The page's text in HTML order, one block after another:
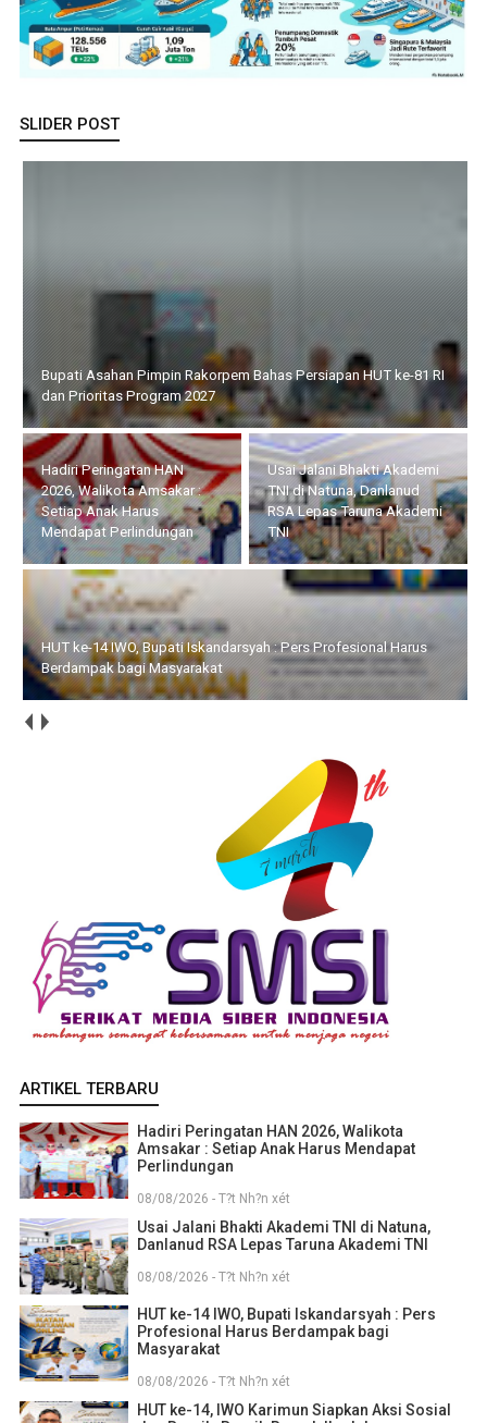
SLIDER POST
Hadiri Peringatan HAN 2026, Walikota Amsakar : Setiap Anak
Harus Mendapat Perlindungan
Usai Jalani Bhakti Akademi
TNI di Natuna, Danlanud
RSA Lepas Taruna Akademi
TNI
HUT ke-14 IWO, Bupati
Iskandarsyah : Pers
Profesional Harus
Berdampak bagi
Masyarakat
HUT ke-14, IWO Karimun Siapkan Aksi Sosial dan Bersih-Bersih
Rumah Ibadah
ARTIKEL TERBARU
Hadiri Peringatan HAN 2026, Walikota
Amsakar : Setiap Anak Harus Mendapat
Perlindungan
08/08/2026 - T?t Nh?n xét
Usai Jalani Bhakti Akademi TNI di Natuna,
Danlanud RSA Lepas Taruna Akademi TNI
08/08/2026 - T?t Nh?n xét
HUT ke-14 IWO, Bupati Iskandarsyah : Pers
Profesional Harus Berdampak bagi
Masyarakat
08/08/2026 - T?t Nh?n xét
HUT ke-14, IWO Karimun Siapkan Aksi Sosial